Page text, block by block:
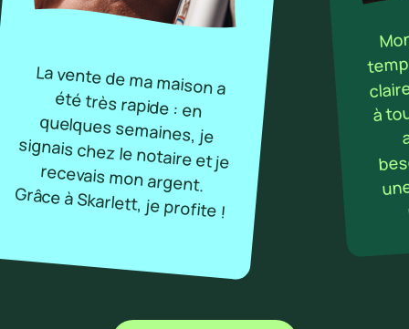
La vente de ma maison a
été très rapide : en
quelques semaines, je
signais chez le notaire et je
recevais mon argent.
Grâce à Skarlett, je profite !
à